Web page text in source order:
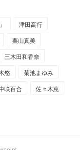
津田高行
栗山真美
三木田和香奈
悠
菊池まゆみ
咲百合
佐々木恵